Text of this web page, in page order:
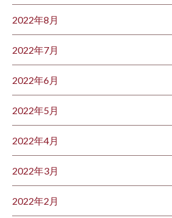
2022年8月
2022年7月
2022年6月
2022年5月
2022年4月
2022年3月
2022年2月